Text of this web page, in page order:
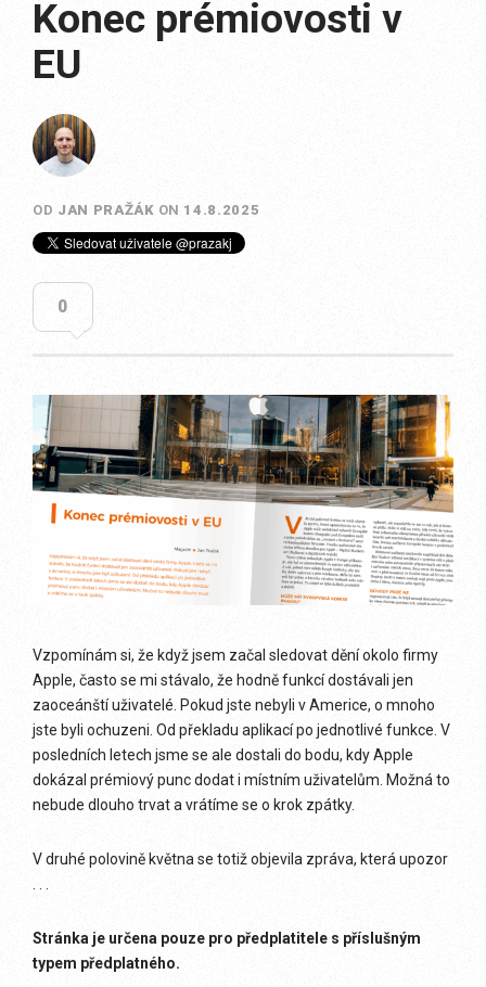
Konec prémiovosti v
EU
OD JAN PRAŽÁK ON 14.8.2025
0
Vzpomínám si, že když jsem začal sledovat dění okolo firmy
Apple, často se mi stávalo, že hodně funkcí dostávali jen
zaoceánští uživatelé. Pokud jste nebyli v Americe, o mnoho
jste byli ochuzeni. Od překladu aplikací po jednotlivé funkce. V
posledních letech jsme se ale dostali do bodu, kdy Apple
dokázal prémiový punc dodat i místním uživatelům. Možná to
nebude dlouho trvat a vrátíme se o krok zpátky.
V druhé polovině května se totiž objevila zpráva, která upozor
Stránka je určena pouze pro předplatitele s příslušným
typem předplatného.